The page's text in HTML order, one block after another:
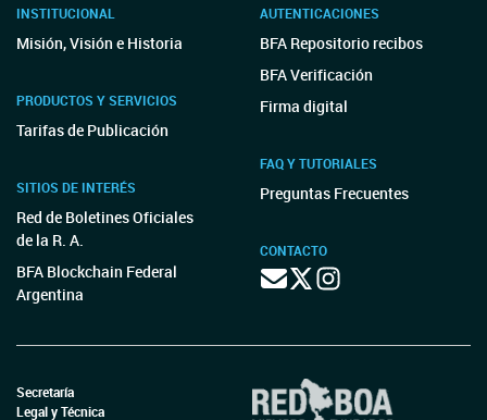
INSTITUCIONAL
Misión, Visión e Historia
PRODUCTOS Y SERVICIOS
Tarifas de Publicación
SITIOS DE INTERÉS
Red de Boletines Oficiales
de la R. A.
BFA Blockchain Federal
Argentina
AUTENTICACIONES
BFA Repositorio recibos
BFA Verificación
Firma digital
FAQ Y TUTORIALES
Preguntas Frecuentes
CONTACTO
Secretaría
Legal y Técnica